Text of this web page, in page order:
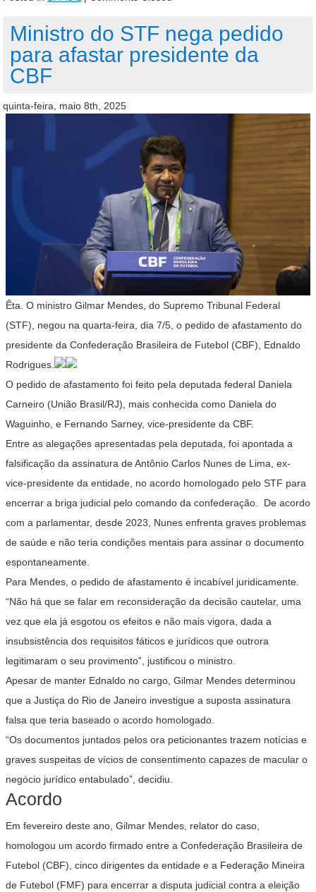
Ministro do STF nega pedido
para afastar presidente da
CBF
quinta-feira, maio 8th, 2025
Êta. O ministro Gilmar Mendes, do Supremo Tribunal Federal
(STF), negou na quarta-feira, dia 7/5, o pedido de afastamento do
presidente da Confederação Brasileira de Futebol (CBF), Ednaldo
Rodrigues.
O pedido de afastamento foi feito pela deputada federal Daniela
Carneiro (União Brasil/RJ), mais conhecida como Daniela do
Waguinho, e Fernando Sarney, vice-presidente da CBF.
Entre as alegações apresentadas pela deputada, foi apontada a
falsificação da assinatura de Antônio Carlos Nunes de Lima, ex-
vice-presidente da entidade, no acordo homologado pelo STF para
encerrar a briga judicial pelo comando da confederação. De acordo
com a parlamentar, desde 2023, Nunes enfrenta graves problemas
de saúde e não teria condições mentais para assinar o documento
espontaneamente.
Para Mendes, o pedido de afastamento é incabível juridicamente.
“Não há que se falar em reconsideração da decisão cautelar, uma
vez que ela já esgotou os efeitos e não mais vigora, dada a
insubsistência dos requisitos fáticos e jurídicos que outrora
legitimaram o seu provimento”, justificou o ministro.
Apesar de manter Ednaldo no cargo, Gilmar Mendes determinou
que a Justiça do Rio de Janeiro investigue a suposta assinatura
falsa que teria baseado o acordo homologado.
“Os documentos juntados pelos ora peticionantes trazem notícias e
graves suspeitas de vícios de consentimento capazes de macular o
negócio jurídico entabulado”, decidiu.
Acordo
Em fevereiro deste ano, Gilmar Mendes, relator do caso,
homologou um acordo firmado entre a Confederação Brasileira de
Futebol (CBF), cinco dirigentes da entidade e a Federação Mineira
de Futebol (FMF) para encerrar a disputa judicial contra a eleição